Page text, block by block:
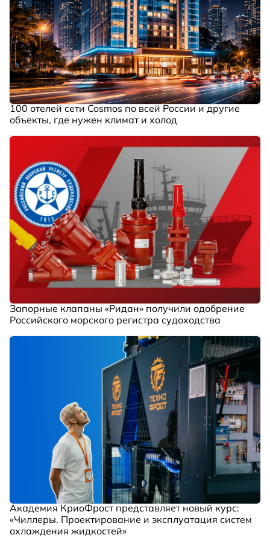
100 отелей сети Cosmos по всей России и другие
объекты, где нужен климат и холод
Запорные клапаны «Ридан» получили одобрение
Российского морского регистра судоходства
Академия КриоФрост представляет новый курс:
«Чиллеры. Проектирование и эксплуатация систем
охлаждения жидкостей»